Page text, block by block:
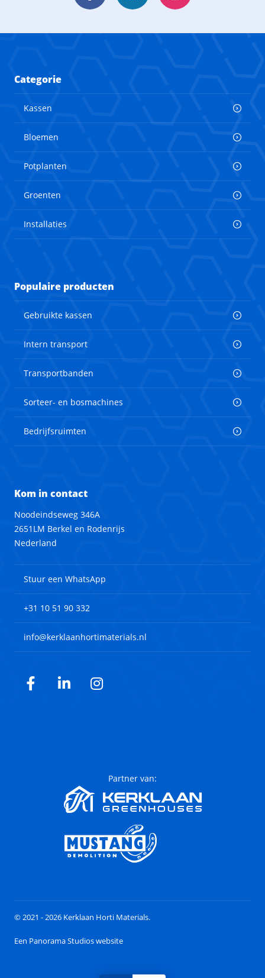
Categorie
Kassen
Bloemen
Potplanten
Groenten
Installaties
Populaire producten
Gebruikte kassen
Intern transport
Transportbanden
Sorteer- en bosmachines
Bedrijfsruimten
Kom in contact
Noodeindseweg 346A
2651LM Berkel en Rodenrijs
Nederland
Stuur een WhatsApp
+31 10 51 90 332
info@kerklaanhortimaterials.nl
Facebook
LinkedInInstagram
Partner van:
© 2021 - 2026 Kerklaan Horti Materials.
Een Panorama Studios website